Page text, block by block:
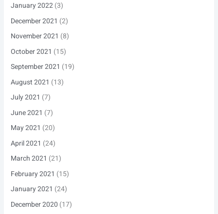
January 2022(3)
December 2021 (2)
November 2021 (8)
October 2021 (15)
September 2021 (19)
August 2021 (13)
July 2021 (7)
June 2021 (7)
May 2021 (20)
April 2021 (24)
March 2021 (21)
February 2021 (15)
January 2021 (24)
December 2020 (17)